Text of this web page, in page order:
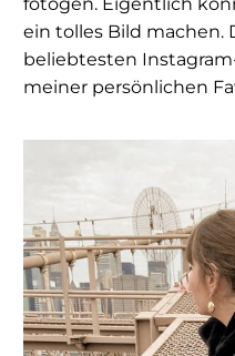
ein tolles Bild machen.
beliebtesten
meiner persönlichen